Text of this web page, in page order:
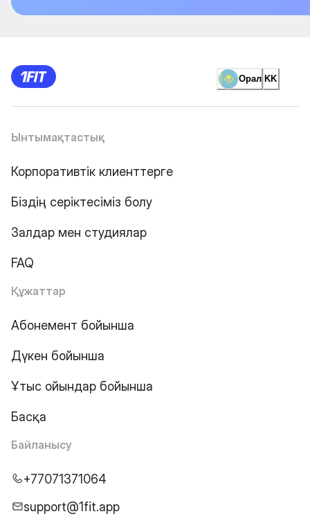
Орал KK
Ынтымақтастық
Корпоративтік клиенттерге
Біздің серіктесіміз болу
Залдар мен студиялар
FAQ
Құжаттар
Абонемент бойынша
Дүкен бойынша
Ұтыс ойындар бойынша
Басқа
Байланысу
+77071371064
support@1fit.app